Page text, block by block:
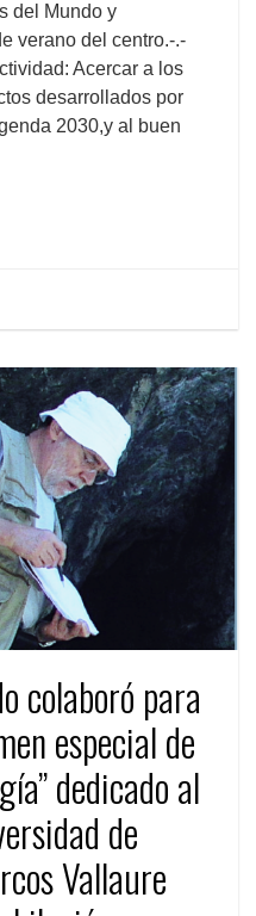
del Mundo y
verano del centro.-.-
Acercar a los
desarrollados por
2030,y al buen
colaboró para
especial de
dedicado al
de
Vallaure